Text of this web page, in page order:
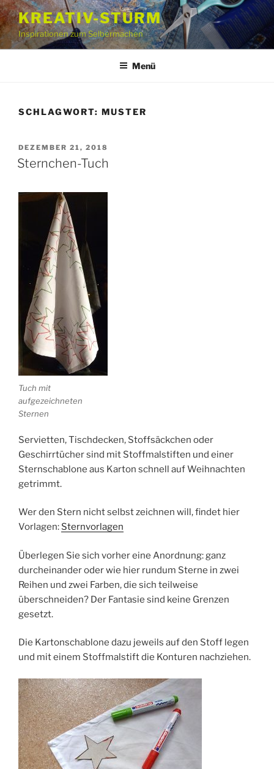
Zum
Inhalt
springen
KREATIV-STURM
Inspirationen zum Selbermachen
Menü
SCHLAGWORT: MUSTER
VERÖFFENTLICHT
AM
DEZEMBER 21, 2018
Sternchen-Tuch
Tuch mit
aufgezeichneten
Sternen
Servietten, Tischdecken, Stoffsäckchen oder
Geschirrtücher sind mit Stoffmalstiften und einer
Sternschablone aus Karton schnell auf Weihnachten
getrimmt.
Wer den Stern nicht selbst zeichnen will, findet hier
Vorlagen: Sternvorlagen
Überlegen Sie sich vorher eine Anordnung: ganz
durcheinander oder wie hier rundum Sterne in zwei
Reihen und zwei Farben, die sich teilweise
überschneiden? Der Fantasie sind keine Grenzen
gesetzt.
Die Kartonschablone dazu jeweils auf den Stoff legen
und mit einem Stoffmalstift die Konturen nachziehen.